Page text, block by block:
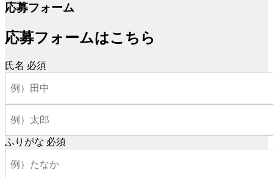
応募フォーム
応募フォームはこちら
氏名 必須
ふりがな 必須